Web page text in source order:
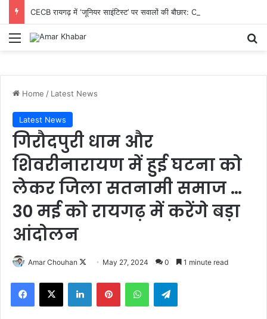
Menu
Home / Latest News
Latest News
गिरौदपुरी धाम और
शिवरीनारायण में हुई घटना को
लेकर जिला सतनामी समाज …
30 मई को रायगढ़ में करेंगे बड़ा
आंदोलन
Amar Chouhan
FollowMay 27, 2024 0 1 minute read
Facebook
X LinkedInPinterestWhatsAppTelegram